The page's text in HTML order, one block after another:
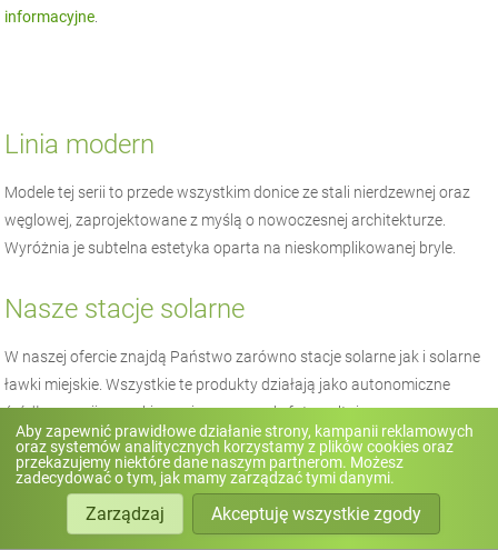
informacyjne.
Linia modern
Modele tej serii to przede wszystkim donice ze stali nierdzewnej oraz
węglowej, zaprojektowane z myślą o nowoczesnej architekturze.
Wyróżnia je subtelna estetyka oparta na nieskomplikowanej bryle.
Nasze stacje solarne
W naszej ofercie znajdą Państwo zarówno stacje solarne jak i solarne
ławki miejskie. Wszystkie te produkty działają jako autonomiczne
źródła energii pozyskiwanej przez panele fotowoltaiczne.
Podstawowym wyposażeniem każdej stacji i ławki są porty USB,
ładowarki indukcyjne, oświetlenie LEDowe uruchamiane autonomicznie
po zmroku oraz hotspot Wi-Fi. Produkty Smart City odznaczają się
oryginalnym, nowoczesnym dizajnem. Użyte materiały takie jak: stal
Aby zapewnić prawidłowe działanie strony, kampanii reklamowych
oraz systemów analitycznych korzystamy z plików cookies oraz
przekazujemy niektóre dane naszym partnerom. Możesz
zadecydować o tym, jak mamy zarządzać tymi danymi.
Zarządzaj Akceptuję wszystkie zgody